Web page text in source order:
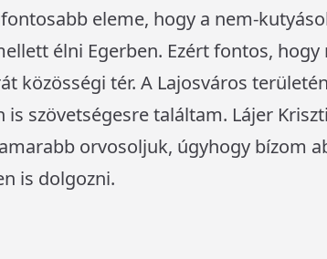
eleme, hogy a nem-
élni Egerben. Ezért fontos,
közösségi tér. A Lajosváros
is szövetségesre találtam. Lájer
orvosoljuk, úgyhogy bízom
is dolgozni.